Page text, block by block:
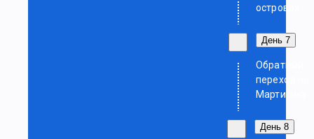
островах.
День 7
Обратный
переход на
Мартинику.
День 8